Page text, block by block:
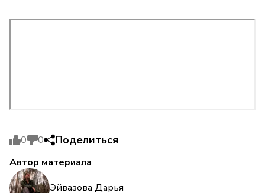
0 0 Поделиться
Автор материала
Эйвазова Дарья